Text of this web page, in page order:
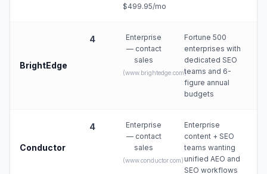
$499.95/mo
BrightEdge
4
Enterprise
— contact
sales
(www.brightedge.com)
Fortune 500
enterprises with
dedicated SEO
teams and 6-
figure annual
budgets
Conductor
4
Enterprise
— contact
sales
(www.conductor.com)
Enterprise
content + SEO
teams wanting
unified AEO and
SEO workflows